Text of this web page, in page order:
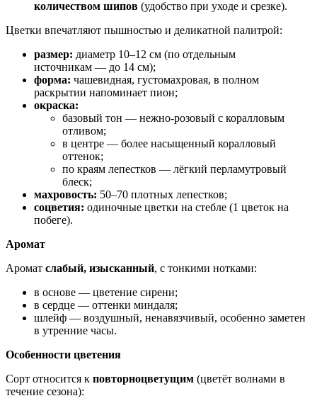
количеством шипов (удобство при уходе и срезке).
Цветки впечатляют пышностью и деликатной палитрой:
размер: диаметр 10–12 см (по отдельным
источникам — до 14 см);
форма: чашевидная, густомахровая, в полном
раскрытии напоминает пион;
окраска:
базовый тон — нежно‑розовый с коралловым
отливом;
в центре — более насыщенный коралловый
оттенок;
по краям лепестков — лёгкий перламутровый
блеск;
махровость: 50–70 плотных лепестков;
соцветия: одиночные цветки на стебле (1 цветок на
побеге).
Аромат
Аромат слабый, изысканный, с тонкими нотками:
в основе — цветение сирени;
в сердце — оттенки миндаля;
шлейф — воздушный, ненавязчивый, особенно заметен
в утренние часы.
Особенности цветения
Сорт относится к повторноцветущим (цветёт волнами в
течение сезона):